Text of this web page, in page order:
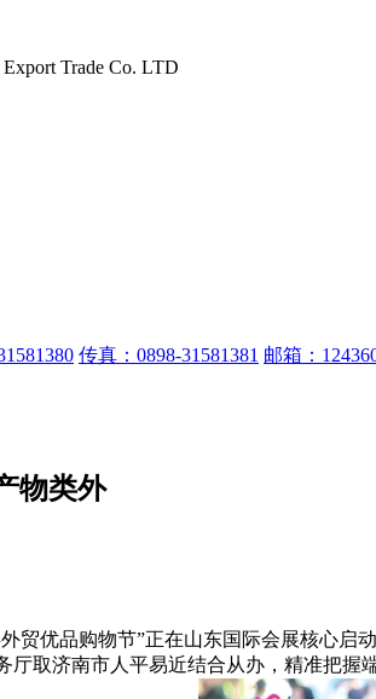
Trade Co. LTD
传真：0898-31581381 邮箱：
物类外
优品购物节”正在山东国际会展核心启
取济南市人平易近结合从办，精准把